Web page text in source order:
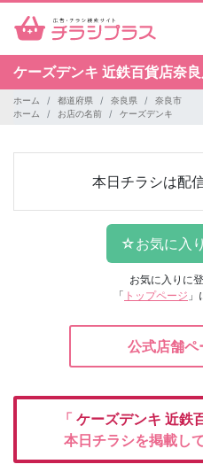
ケーズデンキ 近鉄百貨店奈
ホーム 都道府県 奈良県
奈良市
ホーム
お店の名前 ケーズデンキ
本日チラシは配
お気に入りに
「 トップページ 」
公式店舗ペ
「 ケーズデンキ 近鉄
本日チラシを掲載し